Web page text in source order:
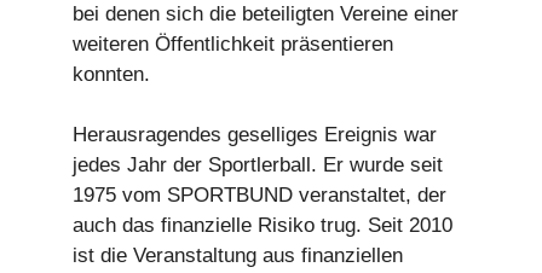
bei denen sich die beteiligten Vereine einer
weiteren Öffentlichkeit präsentieren
konnten.
Herausragendes geselliges Ereignis war
jedes Jahr der Sportlerball. Er wurde seit
1975 vom SPORTBUND veranstaltet, der
auch das finanzielle Risiko trug. Seit 2010
ist die Veranstaltung aus finanziellen